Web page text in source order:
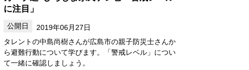
に注目」
2019年06月27日
タレントの中島尚樹さんが広島市の親子防災士さんか
ら避難行動について学びます。「警戒レベル」につい
て一緒に確認しましょう。